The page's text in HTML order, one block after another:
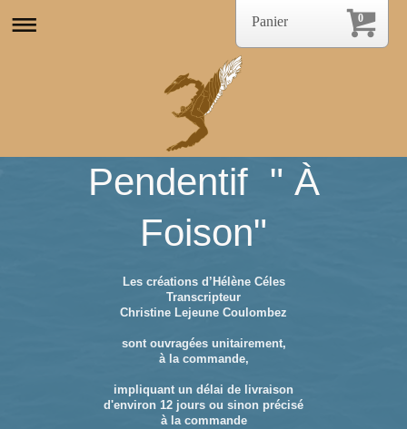
Pendentif " À
Foison"
Les créations d’Hélène Céles
Transcripteur
Christine Lejeune Coulombez
sont ouvragées unitairement,
à la commande,
impliquant un délai de livraison
d'environ 12 jours ou sinon précisé
à la commande
0
Panier